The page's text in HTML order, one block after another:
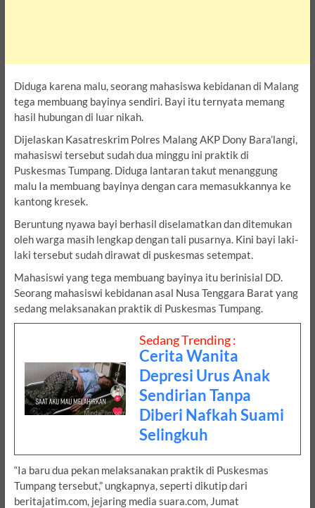
Diduga karena malu, seorang mahasiswa kebidanan di Malang
tega membuang bayinya sendiri. Bayi itu ternyata memang
hasil hubungan di luar nikah.
Dijelaskan Kasatreskrim Polres Malang AKP Dony Bara’langi,
mahasiswi tersebut sudah dua minggu ini praktik di
Puskesmas Tumpang. Diduga lantaran takut menanggung
malu Ia membuang bayinya dengan cara memasukkannya ke
kantong kresek.
Beruntung nyawa bayi berhasil diselamatkan dan ditemukan
oleh warga masih lengkap dengan tali pusarnya. Kini bayi laki-
laki tersebut sudah dirawat di puskesmas setempat.
Mahasiswi yang tega membuang bayinya itu berinisial DD.
Seorang mahasiswi kebidanan asal Nusa Tenggara Barat yang
sedang melaksanakan praktik di Puskesmas Tumpang.
Sedang Trending :
Cerita Wanita
Depresi Urus Anak
Sendirian Tanpa
Diberi Nafkah Suami
Selingkuh
“Ia baru dua pekan melaksanakan praktik di Puskesmas
Tumpang tersebut,” ungkapnya, seperti dikutip dari
beritajatim.com, jejaring media suara.com, Jumat